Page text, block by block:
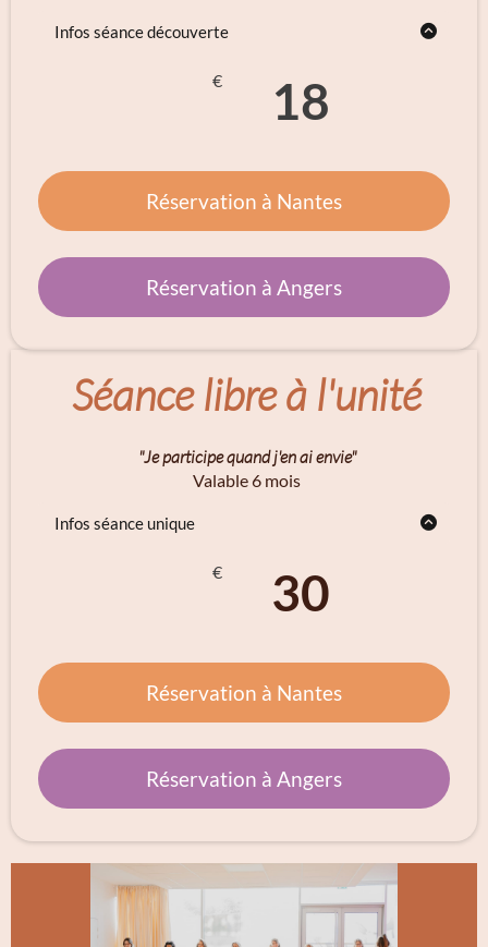
Infos séance découverte
valable pendant un mois
A renseigner lors du paiement :
SEANCEDECOUVERTE(-12 euros
€ 18
Réservation à Nantes
Réservation à Angers
Séance libre à l'unité
"Je participe quand j'en ai envie"
Valable 6 mois
Infos séance unique
Réservation à l'avance requise
Non prioritaire sur les abonnées
€ 30
Réservation à Nantes
Réservation à Angers